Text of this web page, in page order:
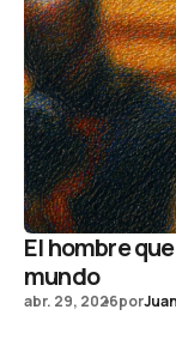
El hombre
mundo
abr. 29, 2026por